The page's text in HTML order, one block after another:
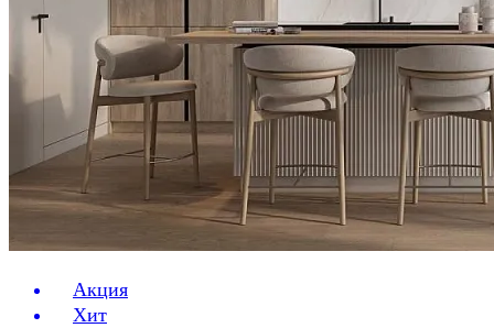
Акция
Хит